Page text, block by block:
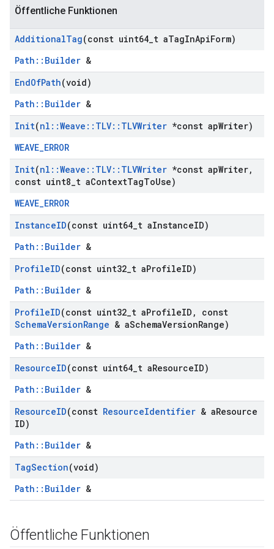
Öffentliche Funktionen
AdditionalTag(const uint64 t aTagInApiForm)
Path::Builder &
EndOfPath(void)
Path::Builder &
Init(nl ::Weave :: TLV:: TLVWriter *const apWriter)
WEAVE_ERROR
Init(nl ::Weave :: TLV:: TLVWriter *const apWriter,
const uint8 t aContextTagToUse)
WEAVE_ERROR
InstanceID(const uint64 t aInstanceID)
Path::Builder &
ProfileID(const uint32 t aProfileID)
Path::Builder &
ProfileID(const uint32 t aProfileID ,
const
SchemaVersionRange & aSchemaVersionRange)
Path::Builder &
ResourceID(const uint64 t aResourceID)
Path::Builder &
ResourceID(const ResourceIdentifier & aResource
ID)
Path::Builder &
TagSection(void)
Path::Builder &
Öffentliche Funktionen